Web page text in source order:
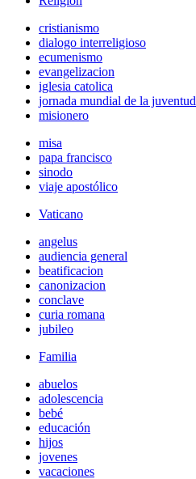
cristianismo
dialogo interreligioso
ecumenismo
evangelizacion
iglesia catolica
jornada mundial de la juventud
misionero
misa
papa francisco
sinodo
viaje apostólico
Vaticano
angelus
audiencia general
beatificacion
canonizacion
conclave
curia romana
jubileo
Familia
abuelos
adolescencia
bebé
educación
hijos
jovenes
vacaciones